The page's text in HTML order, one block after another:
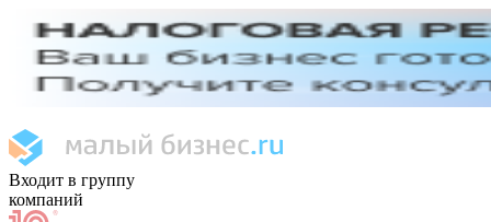
Входит в группу
компаний